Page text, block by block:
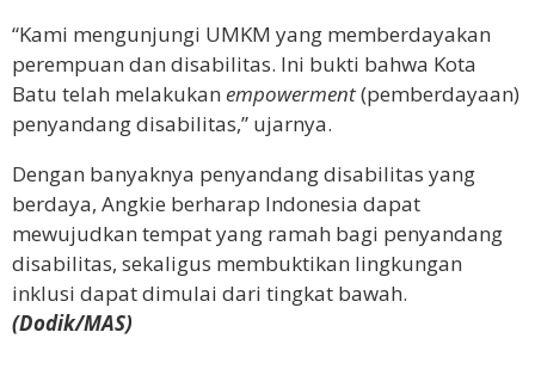
“Kami mengunjungi UMKM yang memberdayakan
perempuan dan disabilitas. Ini bukti bahwa Kota
Batu telah melakukan empowerment(pemberdayaan)
penyandang disabilitas,” ujarnya.
Dengan banyaknya penyandang disabilitas yang
berdaya, Angkie berharap Indonesia dapat
mewujudkan tempat yang ramah bagi penyandang
disabilitas, sekaligus membuktikan lingkungan
inklusi dapat dimulai dari tingkat bawah.
(Dodik/MAS)